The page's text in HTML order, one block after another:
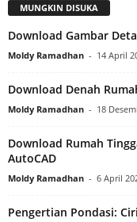
MUNGKIN DISUKA
Download Gambar
Moldy Ramadhan - 14 April
Download Denah
Moldy Ramadhan - 18
Download Rumah
AutoCAD
Moldy Ramadhan - 6 April
Pengertian Pondasi: